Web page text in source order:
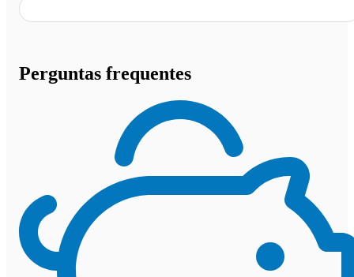
Perguntas frequentes